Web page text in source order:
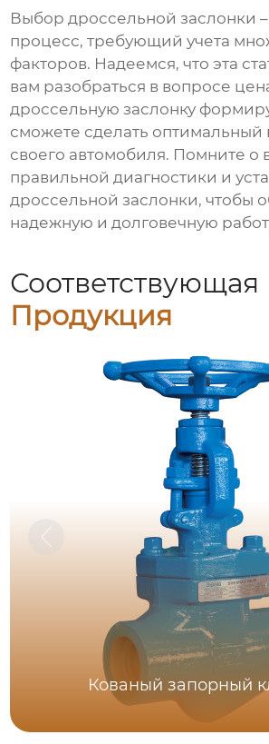
Выбор дроссельной заслонки
процесс, требующий учета
факторов. Надеемся, что эта
вам разобраться в вопросе
дроссельную заслонку
сможете сделать оптимальный
своего автомобиля. Помните о
правильной диагностики и
дроссельной заслонки, чтобы
надежную и долговечную
Соответствующая
Продукция
Кованый запорный